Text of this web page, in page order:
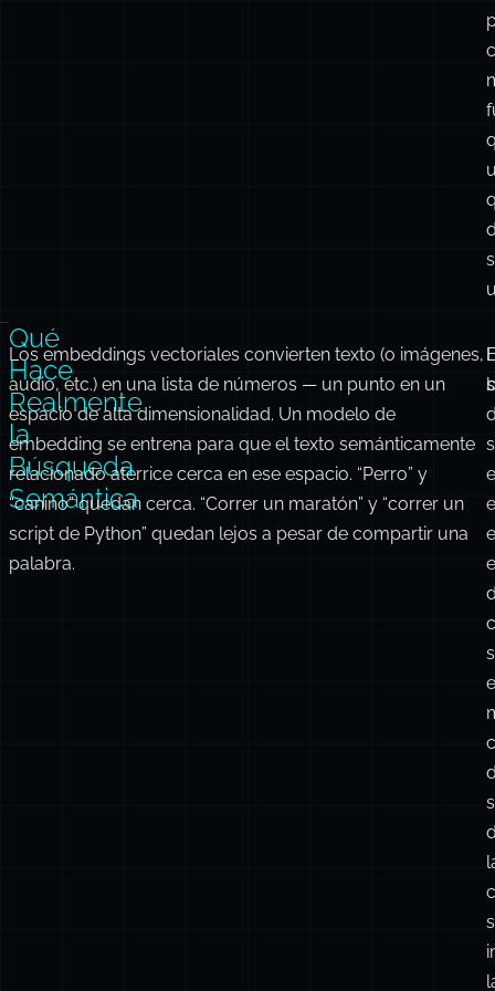
Qué
Hace
Realmente
la
Búsqueda
Semántica
Los embeddings vectoriales convierten texto (o imágenes,
audio, etc.) en una lista de números — un punto en un
espacio de alta dimensionalidad. Un modelo de
embedding se entrena para que el texto semánticamente
relacionado aterrice cerca en ese espacio. “Perro” y
“canino” quedan cerca. “Correr un maratón” y “correr un
script de Python” quedan lejos a pesar de compartir una
palabra.